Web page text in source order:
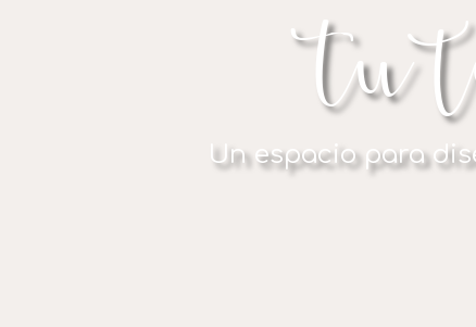
Tu
Un espacio para